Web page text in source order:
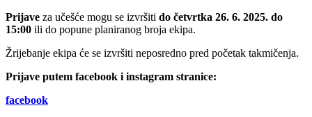
Prijave za učešće mogu se izvršiti do četvrtka 26. 6. 2025. do
15:00 ili do popune planiranog broja ekipa.
Žrijebanje ekipa će se izvršiti neposredno pred početak takmičenja.
Prijave putem facebook i instagram stranice:
facebook